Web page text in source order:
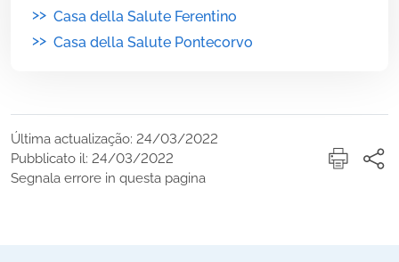
>> Casa della Salute Ferentino
>> Casa della Salute Pontecorvo
Última actualização: 24/03/2022
Pubblicato il: 24/03/2022
Segnala errore in questa pagina